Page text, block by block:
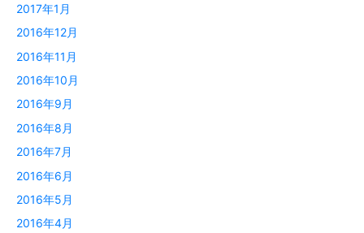
2017年1月
2016年12月
2016年11月
2016年10月
2016年9月
2016年8月
2016年7月
2016年6月
2016年5月
2016年4月